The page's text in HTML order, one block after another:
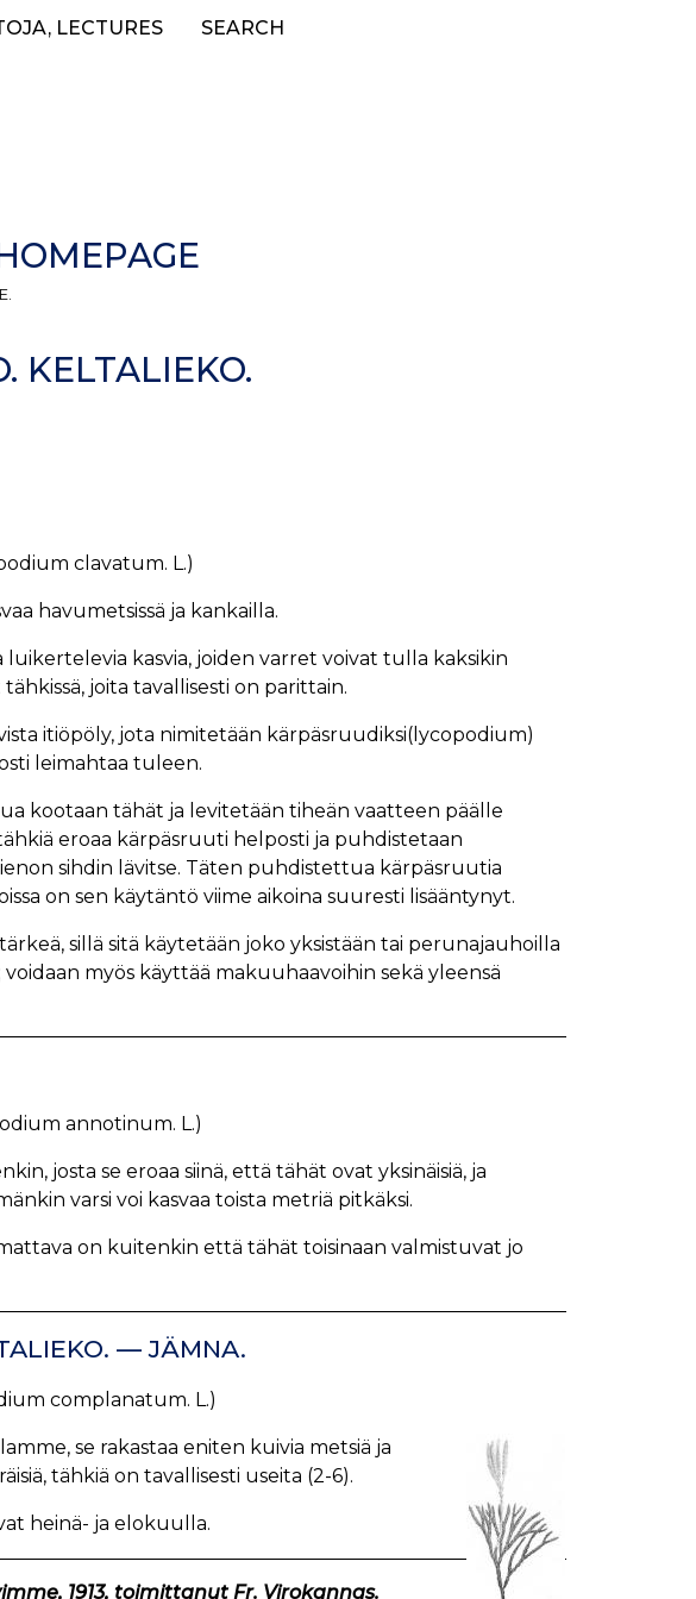
LECTURES SEARCH
KELTALIEKO.
clavatum. L.)
havumetsissä ja kankailla.
luikertelevia kasvia, joiden varret voivat tulla kaksikin
joita tavallisesti on parittain.
itiöpöly, jota nimitetään kärpäsruudiksi(lycopodium)
leimahtaa tuleen.
kootaan tähät ja levitetään tiheän vaatteen päälle
eroaa kärpäsruuti helposti ja puhdistetaan
sihdin lävitse. Täten puhdistettua kärpäsruutia
on sen käytäntö viime aikoina suuresti lisääntynyt.
sillä sitä käytetään joko yksistään tai perunajauhoilla
myös käyttää makuuhaavoihin sekä yleensä
annotinum. L.)
josta se eroaa siinä, että tähät ovat yksinäisiä, ja
varsi voi kasvaa toista metriä pitkäksi.
on kuitenkin että tähät toisinaan valmistuvat jo
— JÄMNA.
complanatum. L.)
se rakastaa eniten kuivia metsiä ja
tähkiä on tavallisesti useita (2-6).
heinä- ja elokuulla.
1913, toimittanut Fr. Virokannas.